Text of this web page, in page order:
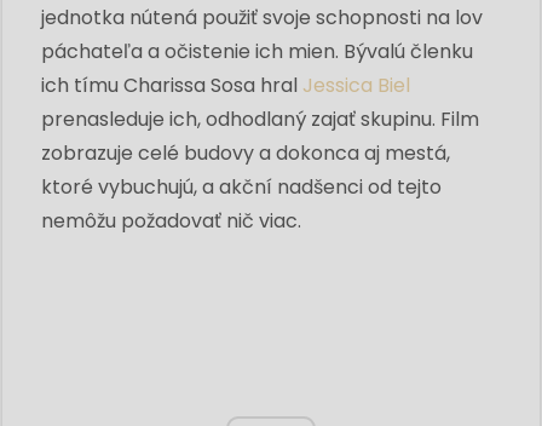
jednotka nútená použiť svoje schopnosti na lov
páchateľa a očistenie ich mien. Bývalú členku
ich tímu Charissa Sosa hral Jessica Biel
prenasleduje ich, odhodlaný zajať skupinu. Film
zobrazuje celé budovy a dokonca aj mestá,
ktoré vybuchujú, a akční nadšenci od tejto
nemôžu požadovať nič viac.